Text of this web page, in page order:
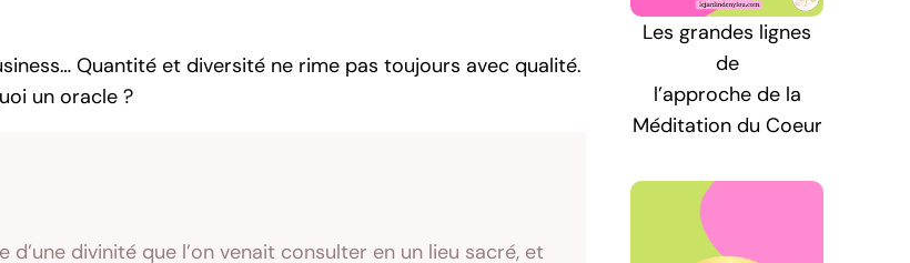
Quantité et diversité ne rime pas toujours avec qualité.
un oracle ?
d’une divinité que l’on venait consulter en un lieu sacré, et
Les grandes lignes
de
l’approche de la
Méditation du Coeur